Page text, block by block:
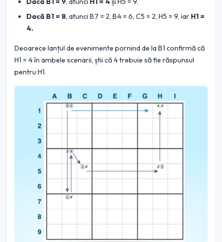
Dacă B1 = 8, atunci B7 = 2, B4 = 6, C5 = 2, H5 = 9, iar H1 =
4.
Deoarece lanțul de evenimente pornind de la B1 confirmă că
H1 = 4 în ambele scenarii, știi că 4 trebuie să fie răspunsul
pentru H1.